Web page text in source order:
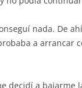
nada. De
a arrancar
decidí a bajarme